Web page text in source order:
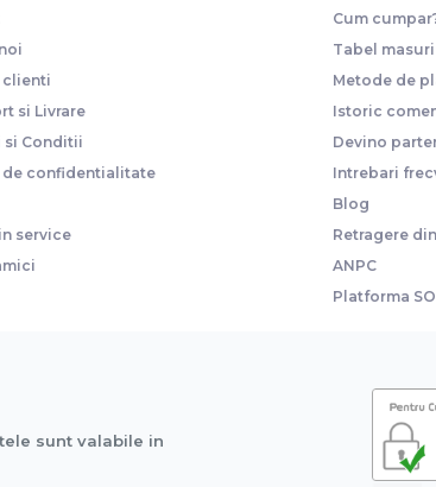
clienti
si Livrare
si Conditii
confidentialitate
service
Cum
Tabel
Metode de
Istoric
Devino
Intrebari
Blog
Retragere
ANPC
Platforma
sunt valabile in